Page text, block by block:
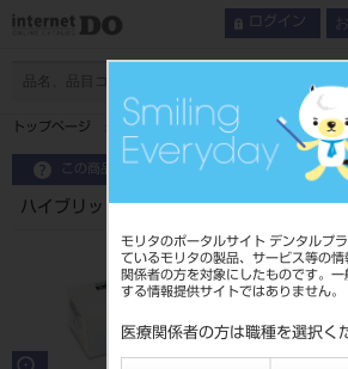
モリタのポータルサイト デンタルプ
ているモリタの製品、サービス等の
関係者の方を対象にしたものです。一
する情報提供サイトではありません。
医療関係者の方は職種を選択く
ログイン
トップページ ハイブリッドコートⅡ コートスポ
この商品に関するお問い合わせ
ハイブリッドコートⅡ コートスポンジ １
品目コー